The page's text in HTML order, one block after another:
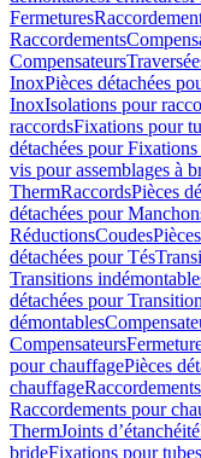
Fermetures
Raccordements
Compensateurs
InoxPièces détachées
InoxIsolations pour
raccordsFixations pour
détachées pour
vis pour assemblages à
ThermRaccordsPièces
détachées pour
RéductionsCoudes
détachées pour Tés
Transitions
détachées pour
démontables
Compensateurs
pour chauffagePièces
chauffage
Raccordements pour
ThermJoints d’étanchéité
brideFixations pour tubes